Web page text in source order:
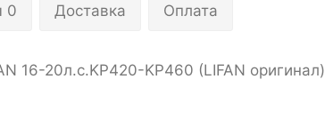
0 Доставка Оплата
16-20л.с.KP420-KP460 (LIFAN оригинал)